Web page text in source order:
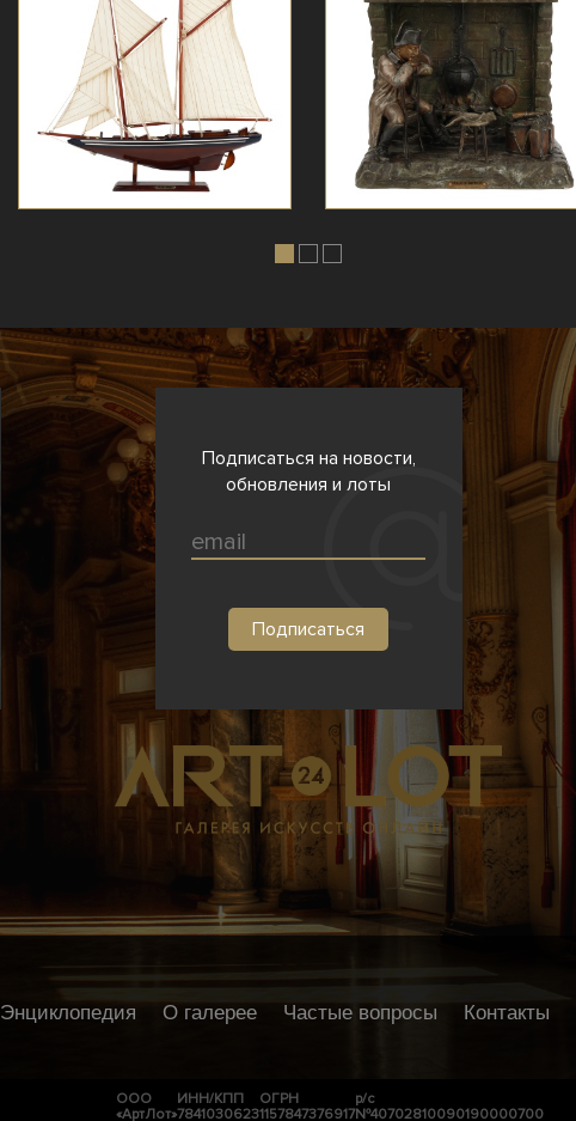
Подписаться на новости,
обновления и лоты
Энциклопедия О галерее Частые вопросы Контакты
ООО
«АртЛот»
ИНН/КПП
7841030623
ОГРН
1157847376917
р/с
№40702810090190000700